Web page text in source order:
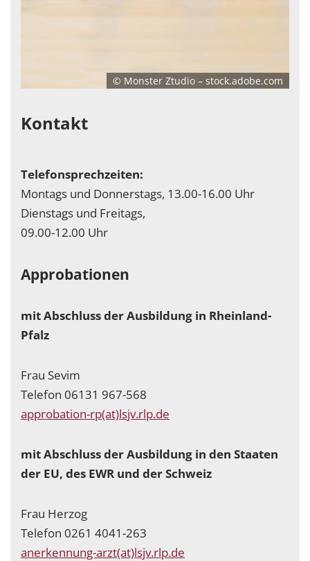
© Monster Ztudio – stock.adobe.com
Kontakt
Telefonsprechzeiten:
Montags und Donnerstags, 13.00-16.00 Uhr
Dienstags und Freitags,
09.00-12.00 Uhr
Approbationen
mit Abschluss der Ausbildung in Rheinland-
Pfalz
Frau Sevim
Telefon 06131 967-568
approbation-rp(at)lsjv.rlp.de
mit Abschluss der Ausbildung in den Staaten
der EU, des EWR und der Schweiz
Frau Herzog
Telefon 0261 4041-263
anerkennung-arzt(at)lsjv.rlp.de